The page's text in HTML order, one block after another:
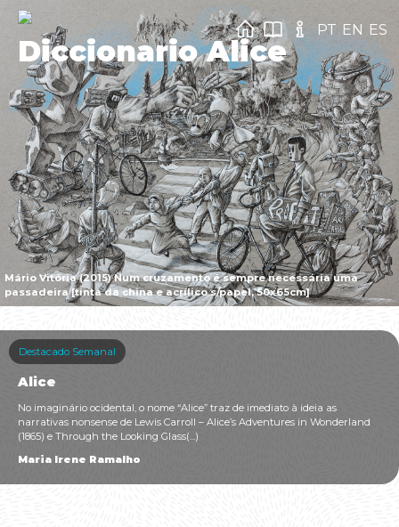
Mário Vitória (2015) Num cruzamento é sempre necessária uma
passadeira [tinta da china e acrílico s/papel, 50x65cm]
Diccionario Alice
PT EN ES
Destacado Semanal
Alice
No imaginário ocidental, o nome “Alice” traz de imediato à ideia as
narrativas nonsense de Lewis Carroll – Alice’s Adventures in Wonderland
(1865) e Through the Looking Glass(...)
Maria Irene Ramalho